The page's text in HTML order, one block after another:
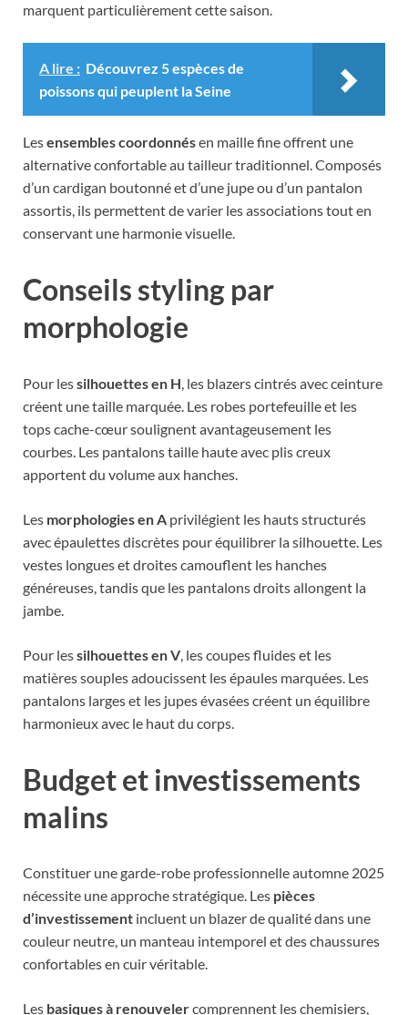
marquent particulièrement cette saison.
A lire : Découvrez 5 espèces de
poissons qui peuplent la Seine
Lesensembles coordonnésen maille fine offrent une
alternative confortable au tailleur traditionnel. Composés
d’un cardigan boutonné et d’une jupe ou d’un pantalon
assortis, ils permettent de varier les associations tout en
conservant une harmonie visuelle.
Conseils styling par
morphologie
Pour lessilhouettes en H, les blazers cintrés avec ceinture
créent une taille marquée. Les robes portefeuille et les
tops cache-cœur soulignent avantageusement les
courbes. Les pantalons taille haute avec plis creux
apportent du volume aux hanches.
Les morphologies en A privilégient les hauts structurés
avec épaulettes discrètes pour équilibrer la silhouette. Les
vestes longues et droites camouflent les hanches
généreuses, tandis que les pantalons droits allongent la
jambe.
Pour lessilhouettes en V, les coupes fluides et les
matières souples adoucissent les épaules marquées. Les
pantalons larges et les jupes évasées créent un équilibre
harmonieux avec le haut du corps.
Budget et investissements
malins
Constituer une garde-robe professionnelle automne 2025
nécessite une approche stratégique. Les pièces
d’investissement incluent un blazer de qualité dans une
couleur neutre, un manteau intemporel et des chaussures
confortables en cuir véritable.
Les basiques à renouvelercomprennent les chemisiers,